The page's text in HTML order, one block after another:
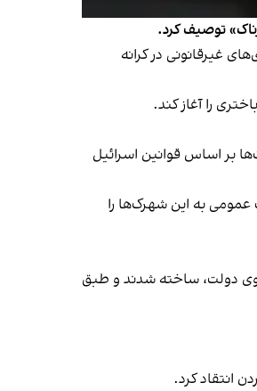
توصیف کرد.
غیرقانونی در کرانه
بر اساس قوانین اسرائیل
عمومی به این شهرک‌ها را
اما بدون تایید رسمی از سوی دولت، ساخته شدند و طبق
انتقاد کرد.